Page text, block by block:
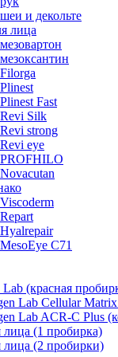
и декольте
лица
Fast
Silk
strong
eye
C71
Lab (красная
Lab Cellular
Lab ACR-C Plus
лица (1 пробирка)
лица (2 пробирки)